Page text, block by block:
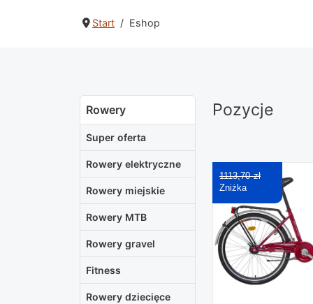
Start Eshop
Rowery
Super oferta
Rowery elektryczne
Rowery miejskie
Rowery MTB
Rowery gravel
Fitness
Rowery dziecięce
Pozycje
1113,70 zł